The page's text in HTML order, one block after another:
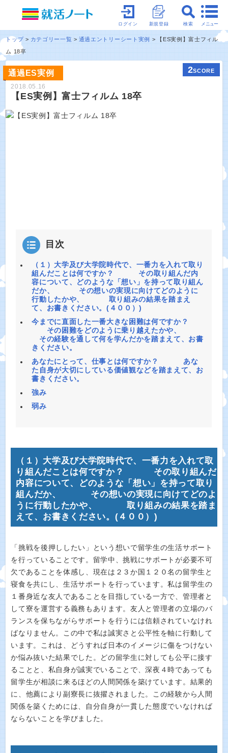
メニュー
検索
新規登録
ログイン
トップ カテゴリー一覧 通過エントリーシート実例
【ES実例】富士フィル
ム 18卒
通過ES実例 2SCORE
2018.05.16
【ES実例】富士フィルム 18卒
目次
（１）大学及び大学院時代で、一番力を入れて取り
組んだことは何ですか？ その取り組んだ内
容について、どのような「想い」を持って取り組ん
だか、 その想いの実現に向けてどのように
行動したかや、 取り組みの結果を踏まえ
て、お書きください。(４００）)
今までに直面した一番大きな困難は何ですか？
その困難をどのように乗り越えたかや、
その経験を通して何を学んだかを踏まえて、お書
きください。
あなたにとって、仕事とは何ですか？ あな
た自身が大切にしている価値観などを踏まえて、お
書きください。
強み
弱み
（１）大学及び大学院時代で、一番力を入れて取
り組んだことは何ですか？ その取り組んだ
内容について、どのような「想い」を持って取り
組んだか、 その想いの実現に向けてどのよ
うに行動したかや、 取り組みの結果を踏ま
えて、お書きください。(４００）)
「挑戦を後押ししたい」という想いで留学生の生活サポート
を行っていることです。留学中、挑戦にサポートが必要不可
欠であることを体感し、現在は２３か国１２０名の留学生と
寝食を共にし、生活サポートを行っています。私は留学生の
１番身近な友人であることを目指している一方で、管理者と
して寮を運営する義務もあります。友人と管理者の立場のバ
ランスを保ちながらサポートを行うには信頼されていなけれ
ばなりません。この中で私は誠実さと公平性を軸に行動して
います。これは、どうすれば日本のイメージに傷をつけない
か悩み抜いた結果でした。どの留学生に対しても公平に接す
ることと、私自身が誠実でいることで、深夜４時であっても
留学生が相談に来るほどの人間関係を築けています。結果的
に、他薦により副寮長に抜擢されました。この経験から人間
関係を築くためには、自分自身が一貫した態度でいなければ
ならないことを学びました。